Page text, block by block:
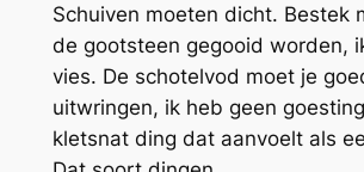
Schuiven moeten dicht. Bestek
de gootsteen gegooid worden,
vies. De schotelvod moet je
uitwringen, ik heb geen goesting
kletsnat ding dat aanvoelt als